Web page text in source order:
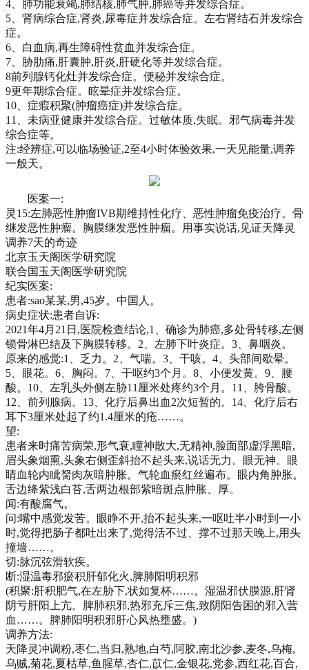
4、肺功能衰竭,肺结核,肺气肿,肺癌等并发综合症。
5、肾病综合症,肾炎,尿毒症并发综合症。左右肾结石并发综合
症。
6、白血病,再生障碍性贫血并发综合症。
7、胁肋痛,肝囊肿,肝炎,肝硬化等并发综合症。
8前列腺钙化灶并发综合症。便秘并发综合症。
9更年期综合症。眩晕症并发综合症。
10、症瘕积聚(肿瘤癌症)并发综合症。
11、未病亚健康并发综合症。过敏体质,失眠。邪气病毒并发
综合症等。
注:经辨症,可以临场验证,2至4小时体验效果,一天见能量,调养
一般天。
医案一:
灵15:左肺恶性肿瘤IVB期维持性化疗、恶性肿瘤免疫治疗。骨
继发恶性肿瘤。胸膜继发恶性肿瘤。用事实说话,见证天降灵
调养7天的奇迹
北京玉天阁医学研究院
联合国玉天阁医学研究院
纪实医案:
患者:sao某某,男,45岁。中国人。
病史症状:患者自诉:
2021年4月21日,医院检查结论,1、确诊为肺癌,多处骨转移,左侧
锁骨淋巴结及下胸膜转移。2、左肺下叶炎症。3、鼻咽炎。
原来的感觉:1、乏力。2、气喘。3、干咳。4、头部间歇晕。
5、眼花。6、胸闷。7、干呕约3个月。8、小便发黄。9、腰
酸。10、左乳头外侧左胁11厘米处疼约3个月。11、胯骨酸。
12、前列腺病。13、化疗后鼻出血2次短暂的。14、化疗后右
耳下3厘米处起了约1.4厘米的疮……。
望:
患者来时痛苦病荣,形气衰,瞳神散大,无精神,脸面部虚浮黑暗,
眉头象烟熏,头象右侧歪斜抬不起头来,说话无力。眼无神。眼
睛血轮内眦胬肉灰暗肿胀。气轮血瘀红丝遍布。眼内角肿胀。
舌边绛紫浅白苔,舌两边根部紫暗斑点肿胀、厚。
闻:有酸腐气。
问:嘴中感觉发苦。眼睁不开,抬不起头来,一呕吐半小时到一小
时,觉得把肠子都吐出来了,觉得活不过、撑不过那天晚上,用头
撞墙……。
切:脉沉弦滑软疾。
断:湿温毒邪瘀积肝郁化火,脾肺阳明积邪
(积聚:肝积肥气,在左胁下,状如复杯……。湿温邪伏膜源,肝肾
阴亏肝阳上亢。脾肺积邪,热邪充斥三焦,致阴阳告困的邪入营
血……。脾肺阳明积邪肝心风热壅盛。)
调养方法:
天降灵冲调粉,枣仁,当归,熟地,白芍,阿胶,南北沙参,麦冬,乌梅,
乌贼,菊花,夏枯草,鱼腥草,杏仁,苡仁,金银花,党参,西红花,百合,